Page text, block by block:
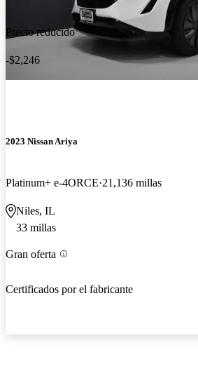
Precio reducido
-$2,246
2023 Nissan Ariya
Platinum+ e-4ORCE 21,136 millas
Niles, IL
33 millas
Gran oferta
Certificados por el fabricante